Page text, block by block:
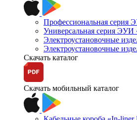
Профессиональная серия
Универсальная серия ЭУИ
Электроустановочные
Электроустановочные
Скачать каталог
Скачать мобильный каталог